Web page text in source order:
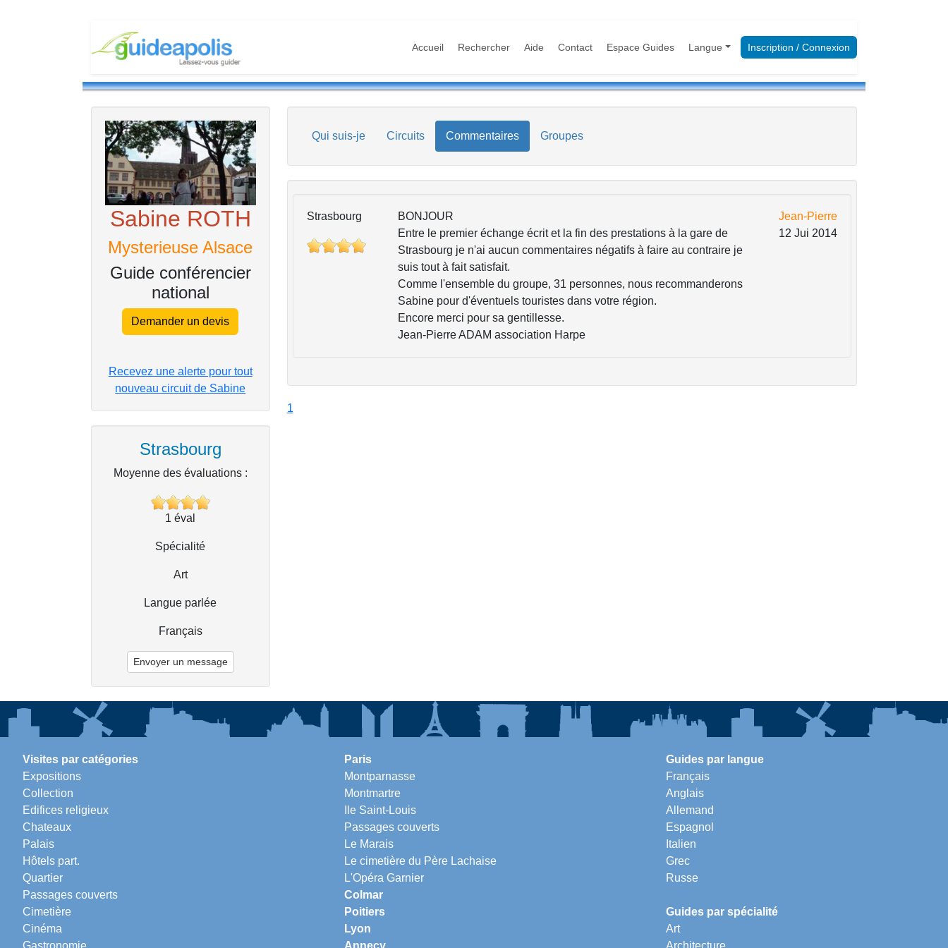
Accueil Rechercher Aide Contact Espace Guides Langue Inscription / Connexion
Sabine ROTH
Mysterieuse Alsace
Guide conférencier
national
Demander un devis
Recevez une alerte pour tout
nouveau circuit de Sabine
Strasbourg
Moyenne des évaluations :
1 éval
Spécialité
Art
Langue parlée
Français
Envoyer un message
Qui suis-je Circuits Commentaires Groupes
Strasbourg
BONJOUR
Entre le premier échange écrit et la fin des prestations à la gare de
Strasbourg je n'ai aucun commentaires négatifs à faire au contraire je
suis tout à fait satisfait.
Comme l'ensemble du groupe, 31 personnes, nous recommanderons
Sabine pour d'éventuels touristes dans votre région.
Encore merci pour sa gentillesse.
Jean-Pierre ADAM association Harpe
Jean-Pierre
12 Jui 2014
1
Visites par catégories
Expositions
Collection
Edifices religieux
Chateaux
Palais
Hôtels part.
Quartier
Passages couverts
Cimetière
Cinéma
Paris
Montparnasse
Montmartre
Ile Saint-Louis
Passages couverts
Le Marais
Le cimetière du Père Lachaise
L'Opéra Garnier
Colmar
Poitiers
Lyon
Guides par langue
Français
Anglais
Allemand
Espagnol
Italien
Grec
Russe
Guides par spécialité
Art